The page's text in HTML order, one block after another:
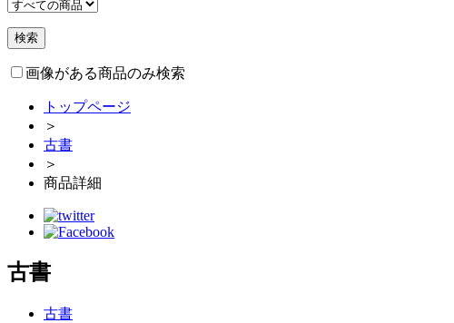
画像がある商品のみ検索
トップページ
＞
古書
＞
商品詳細
古書
古書